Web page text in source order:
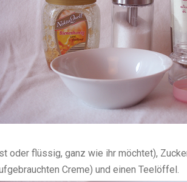
oder flüssig, ganz wie ihr möchtet),
Creme) und einen Teelöffel.